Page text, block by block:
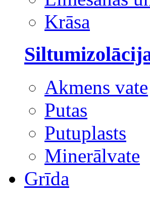
Krāsa
Akmens vate
Putas
Putuplasts
Minerālvate
Grīda